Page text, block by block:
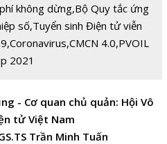
không dừng,Bộ Quy tắc ứng
số,Tuyển sinh Điện tử viễn
,Coronavirus,CMCN 4.0,PVOIL
2021
- Cơ quan chủ quản: Hội Vô
tử Việt Nam
Trần Minh Tuấn